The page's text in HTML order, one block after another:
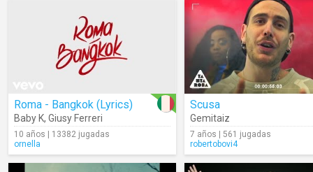
Roma - Bangkok (Lyrics)
Baby K, Giusy Ferreri
10 años | 13382 jugadas
ornella
Scusa
Gemitaiz
7 años | 561 jugadas
robertobovi4